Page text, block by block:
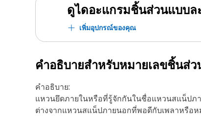
ดูไดอะแกรมชิ้นส่วนแบบล
เพิ่มอุปกรณ์ของคุณ
คำอธิบายสำหรับหมายเลขชิ้นส่ว
คำอธิบาย:
แหวนยึดภายในหรือที่รู้จักกันในชื่อแหวนสแน็ปภ
ต่างจากแหวนสแน็ปภายนอกที่พอดีกับเพลาหรือ